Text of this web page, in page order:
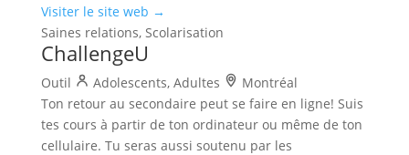
Visiter le site web →
Saines relations, Scolarisation
ChallengeU
Outil Adolescents, Adultes
Montréal
Ton retour au secondaire peut se faire en ligne! Suis
tes cours à partir de ton ordinateur ou même de ton
cellulaire. Tu seras aussi soutenu par les